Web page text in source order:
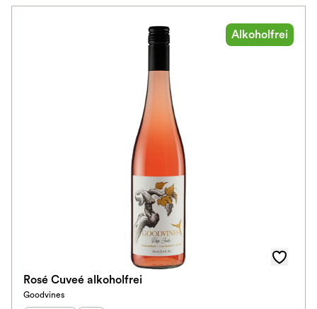
Alkoholfrei
Rosé Cuveé alkoholfrei
Goodvines